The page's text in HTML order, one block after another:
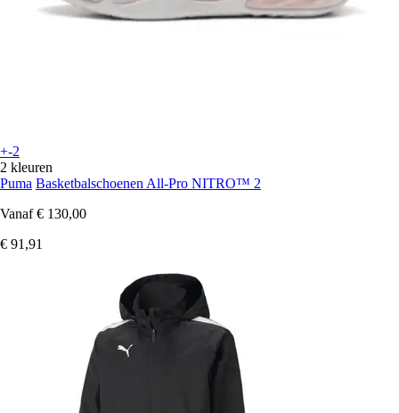
+-2
2 kleuren
Puma Basketbalschoenen All-Pro NITRO™ 2
Vanaf € 130,00
€ 91,91